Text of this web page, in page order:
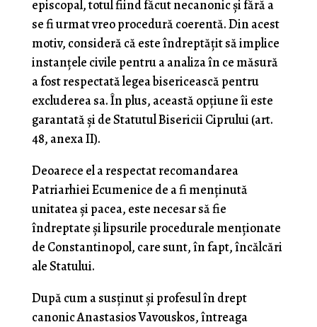
episcopal, totul fiind făcut necanonic și fără a
se fi urmat vreo procedură coerentă. Din acest
motiv, consideră că este îndreptățit să implice
instanțele civile pentru a analiza în ce măsură
a fost respectată legea bisericească pentru
excluderea sa. În plus, această opțiune îi este
garantată și de Statutul Bisericii Ciprului (art.
48, anexa II).
Deoarece el a respectat recomandarea
Patriarhiei Ecumenice de a fi menținută
unitatea și pacea, este necesar să fie
îndreptate și lipsurile procedurale menționate
de Constantinopol, care sunt, în fapt, încălcări
ale Statului.
După cum a susținut și profesul în drept
canonic Anastasios Vavouskos, întreaga